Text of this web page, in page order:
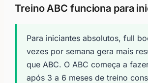
Treino ABC funciona para
Para iniciantes absolutos, full
vezes por semana gera mais
que ABC. O ABC começa a
após 3 a 6 meses de treino